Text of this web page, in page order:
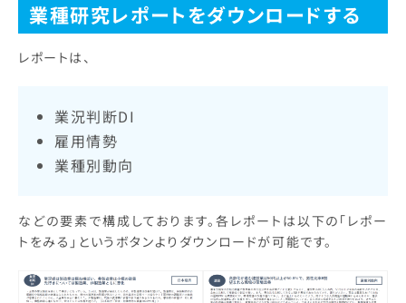
業種研究レポートをダウンロードする
レポートは、
業況判断DI
雇用情勢
業種別動向
などの要素で構成しております。各レポートは以下の「レポー
トをみる」というボタンよりダウンロードが可能です。